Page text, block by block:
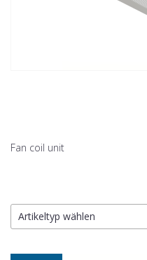
Fan coil unit
Artikeltyp wählen